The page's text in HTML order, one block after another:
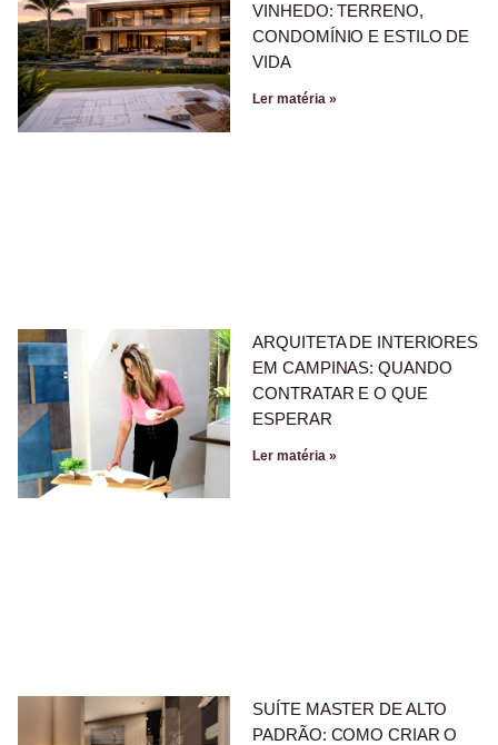
VINHEDO: TERRENO,
CONDOMÍNIO E ESTILO DE
VIDA
Ler matéria »
ARQUITETA DE INTERIORES
EM CAMPINAS: QUANDO
CONTRATAR E O QUE
ESPERAR
Ler matéria »
SUÍTE MASTER DE ALTO
PADRÃO: COMO CRIAR O